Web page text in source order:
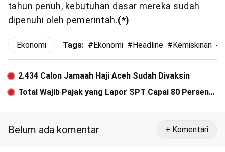
tahun penuh, kebutuhan dasar mereka sudah
dipenuhi oleh pemerintah.(*)
Ekonomi Tags: #Ekonomi #Headline #Kemiskinan #
2.434 Calon Jamaah Haji Aceh Sudah Divaksin
Total Wajib Pajak yang Lapor SPT Capai 80 Persen
Belum ada komentar + Komentari